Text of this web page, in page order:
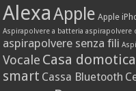
AlexaApple Apple
Aspirapolvere a batteria aspirapolvere
aspirapolvere senza fili
Vocale Casa domotica
smart Cassa Bluetooth